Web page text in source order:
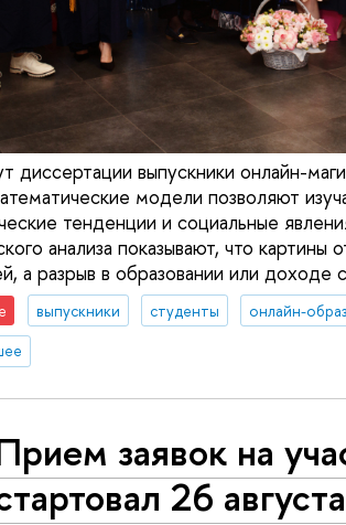
диссертации выпускники онлайн-
модели позволяют
тенденции и социальные
анализа показывают, что
а разрыв в образовании или
выпускники студенты онлайн-
заявок на
26